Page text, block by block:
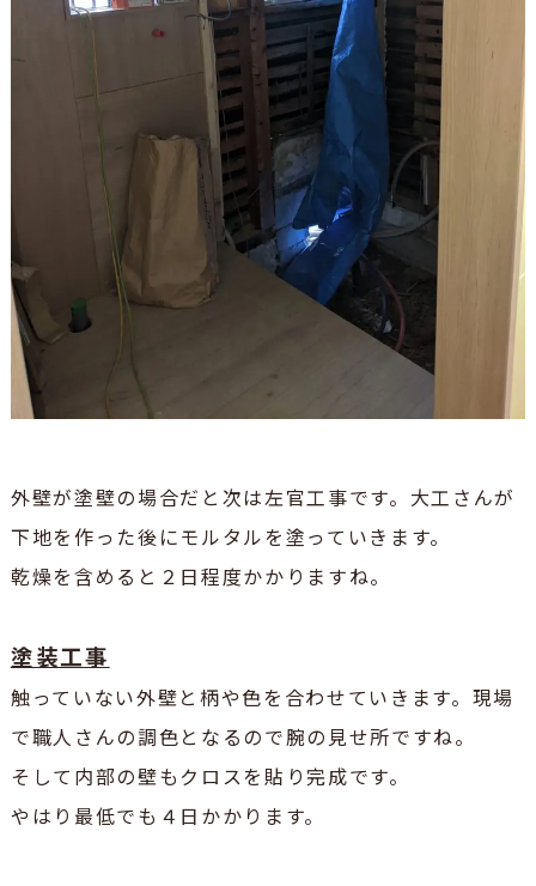
外壁が塗壁の場合だと次は左官工事です。大工さんが
下地を作った後にモルタルを塗っていきます。
乾燥を含めると２日程度かかりますね。
塗装工事
触っていない外壁と柄や色を合わせていきます。現場
で職人さんの調色となるので腕の見せ所ですね。
そして内部の壁もクロスを貼り完成です。
やはり最低でも４日かかります。